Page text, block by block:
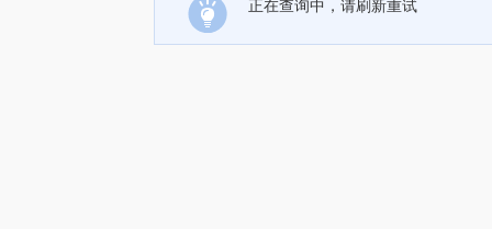
正在查询中，请刷新重试